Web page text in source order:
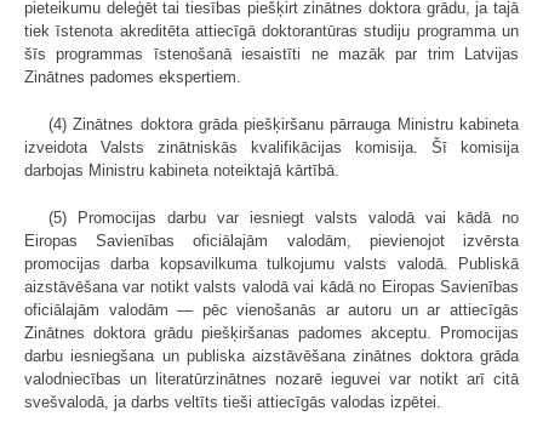
pieteikumu deleģēt tai tiesības piešķirt zinātnes doktora grādu, ja tajā
tiek īstenota akreditēta attiecīgā doktorantūras studiju programma un
šīs programmas īstenošanā iesaistīti ne mazāk par trim Latvijas
Zinātnes padomes ekspertiem.
(4) Zinātnes doktora grāda piešķiršanu pārrauga Ministru kabineta
izveidota Valsts zinātniskās kvalifikācijas komisija. Šī komisija
darbojas Ministru kabineta noteiktajā kārtībā.
(5) Promocijas darbu var iesniegt valsts valodā vai kādā no
Eiropas Savienības oficiālajām valodām, pievienojot izvērsta
promocijas darba kopsavilkuma tulkojumu valsts valodā. Publiskā
aizstāvēšana var notikt valsts valodā vai kādā no Eiropas Savienības
oficiālajām valodām — pēc vienošanās ar autoru un ar attiecīgās
Zinātnes doktora grādu piešķiršanas padomes akceptu. Promocijas
darbu iesniegšana un publiska aizstāvēšana zinātnes doktora grāda
valodniecības un literatūrzinātnes nozarē ieguvei var notikt arī citā
svešvalodā, ja darbs veltīts tieši attiecīgās valodas izpētei.